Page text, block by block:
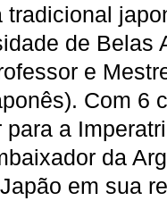
de Belas
e
Com 6
a
da
em sua